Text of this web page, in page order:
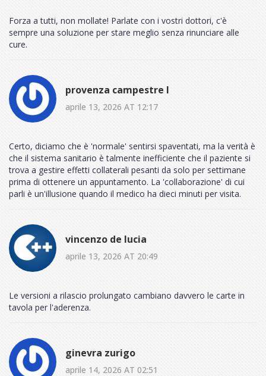
Forza a tutti, non mollate! Parlate con i vostri dottori, c'è
sempre una soluzione per stare meglio senza rinunciare alle
cure.
provenza campestre I
aprile 13, 2026 AT 12:17
Certo, diciamo che è 'normale' sentirsi spaventati, ma la verità è
che il sistema sanitario è talmente inefficiente che il paziente si
trova a gestire effetti collaterali pesanti da solo per settimane
prima di ottenere un appuntamento. La 'collaborazione' di cui
parli è un'illusione quando il medico ha dieci minuti per visita.
vincenzo de lucia
aprile 13, 2026 AT 20:49
Le versioni a rilascio prolungato cambiano davvero le carte in
tavola per l'aderenza.
ginevra zurigo
aprile 14, 2026 AT 02:51